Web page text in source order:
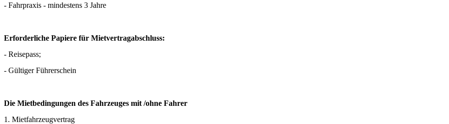
- Fahrpraxis - mindestens 3 Jahre
Erforderliche Papiere für Mietvertragabschluss:
- Reisepass;
- Gültiger Führerschein
Die Mietbedingungen des Fahrzeuges mit /ohne Fahrer
1. Mietfahrzeugvertrag